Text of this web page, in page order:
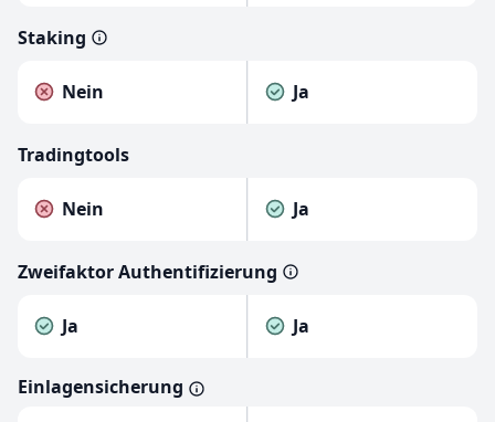
Staking
Nein Ja
Tradingtools
Nein Ja
Zweifaktor Authentifizierung
Ja Ja
Einlagensicherung